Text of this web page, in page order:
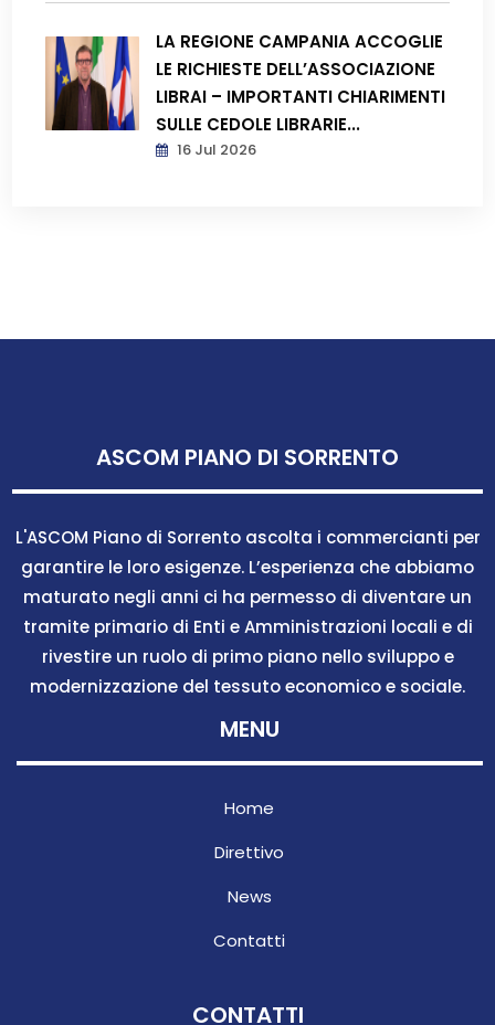
LA REGIONE CAMPANIA ACCOGLIE
LE RICHIESTE DELL’ASSOCIAZIONE
LIBRAI – IMPORTANTI CHIARIMENTI
SULLE CEDOLE LIBRARIE...
16 Jul 2026
ASCOM PIANO DI SORRENTO
L'ASCOM Piano di Sorrento ascolta i commercianti per
garantire le loro esigenze. L’esperienza che abbiamo
maturato negli anni ci ha permesso di diventare un
tramite primario di Enti e Amministrazioni locali e di
rivestire un ruolo di primo piano nello sviluppo e
modernizzazione del tessuto economico e sociale.
MENU
Home
Direttivo
News
Contatti
CONTATTI